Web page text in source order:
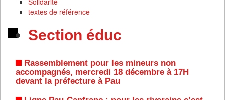
textes de référence
Section éduc
Rassemblement pour les mineurs non
accompagnés, mercredi 18 décembre à 17H
devant la préfecture à Pau